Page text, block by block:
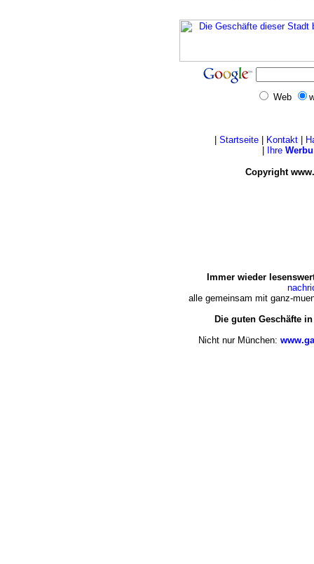
Web
Startseite| Kontakt|
Ihre
Copyright
Immer wieder
alle gemeinsam mit ganz-
Die guten Geschäfte
Nicht nur München: